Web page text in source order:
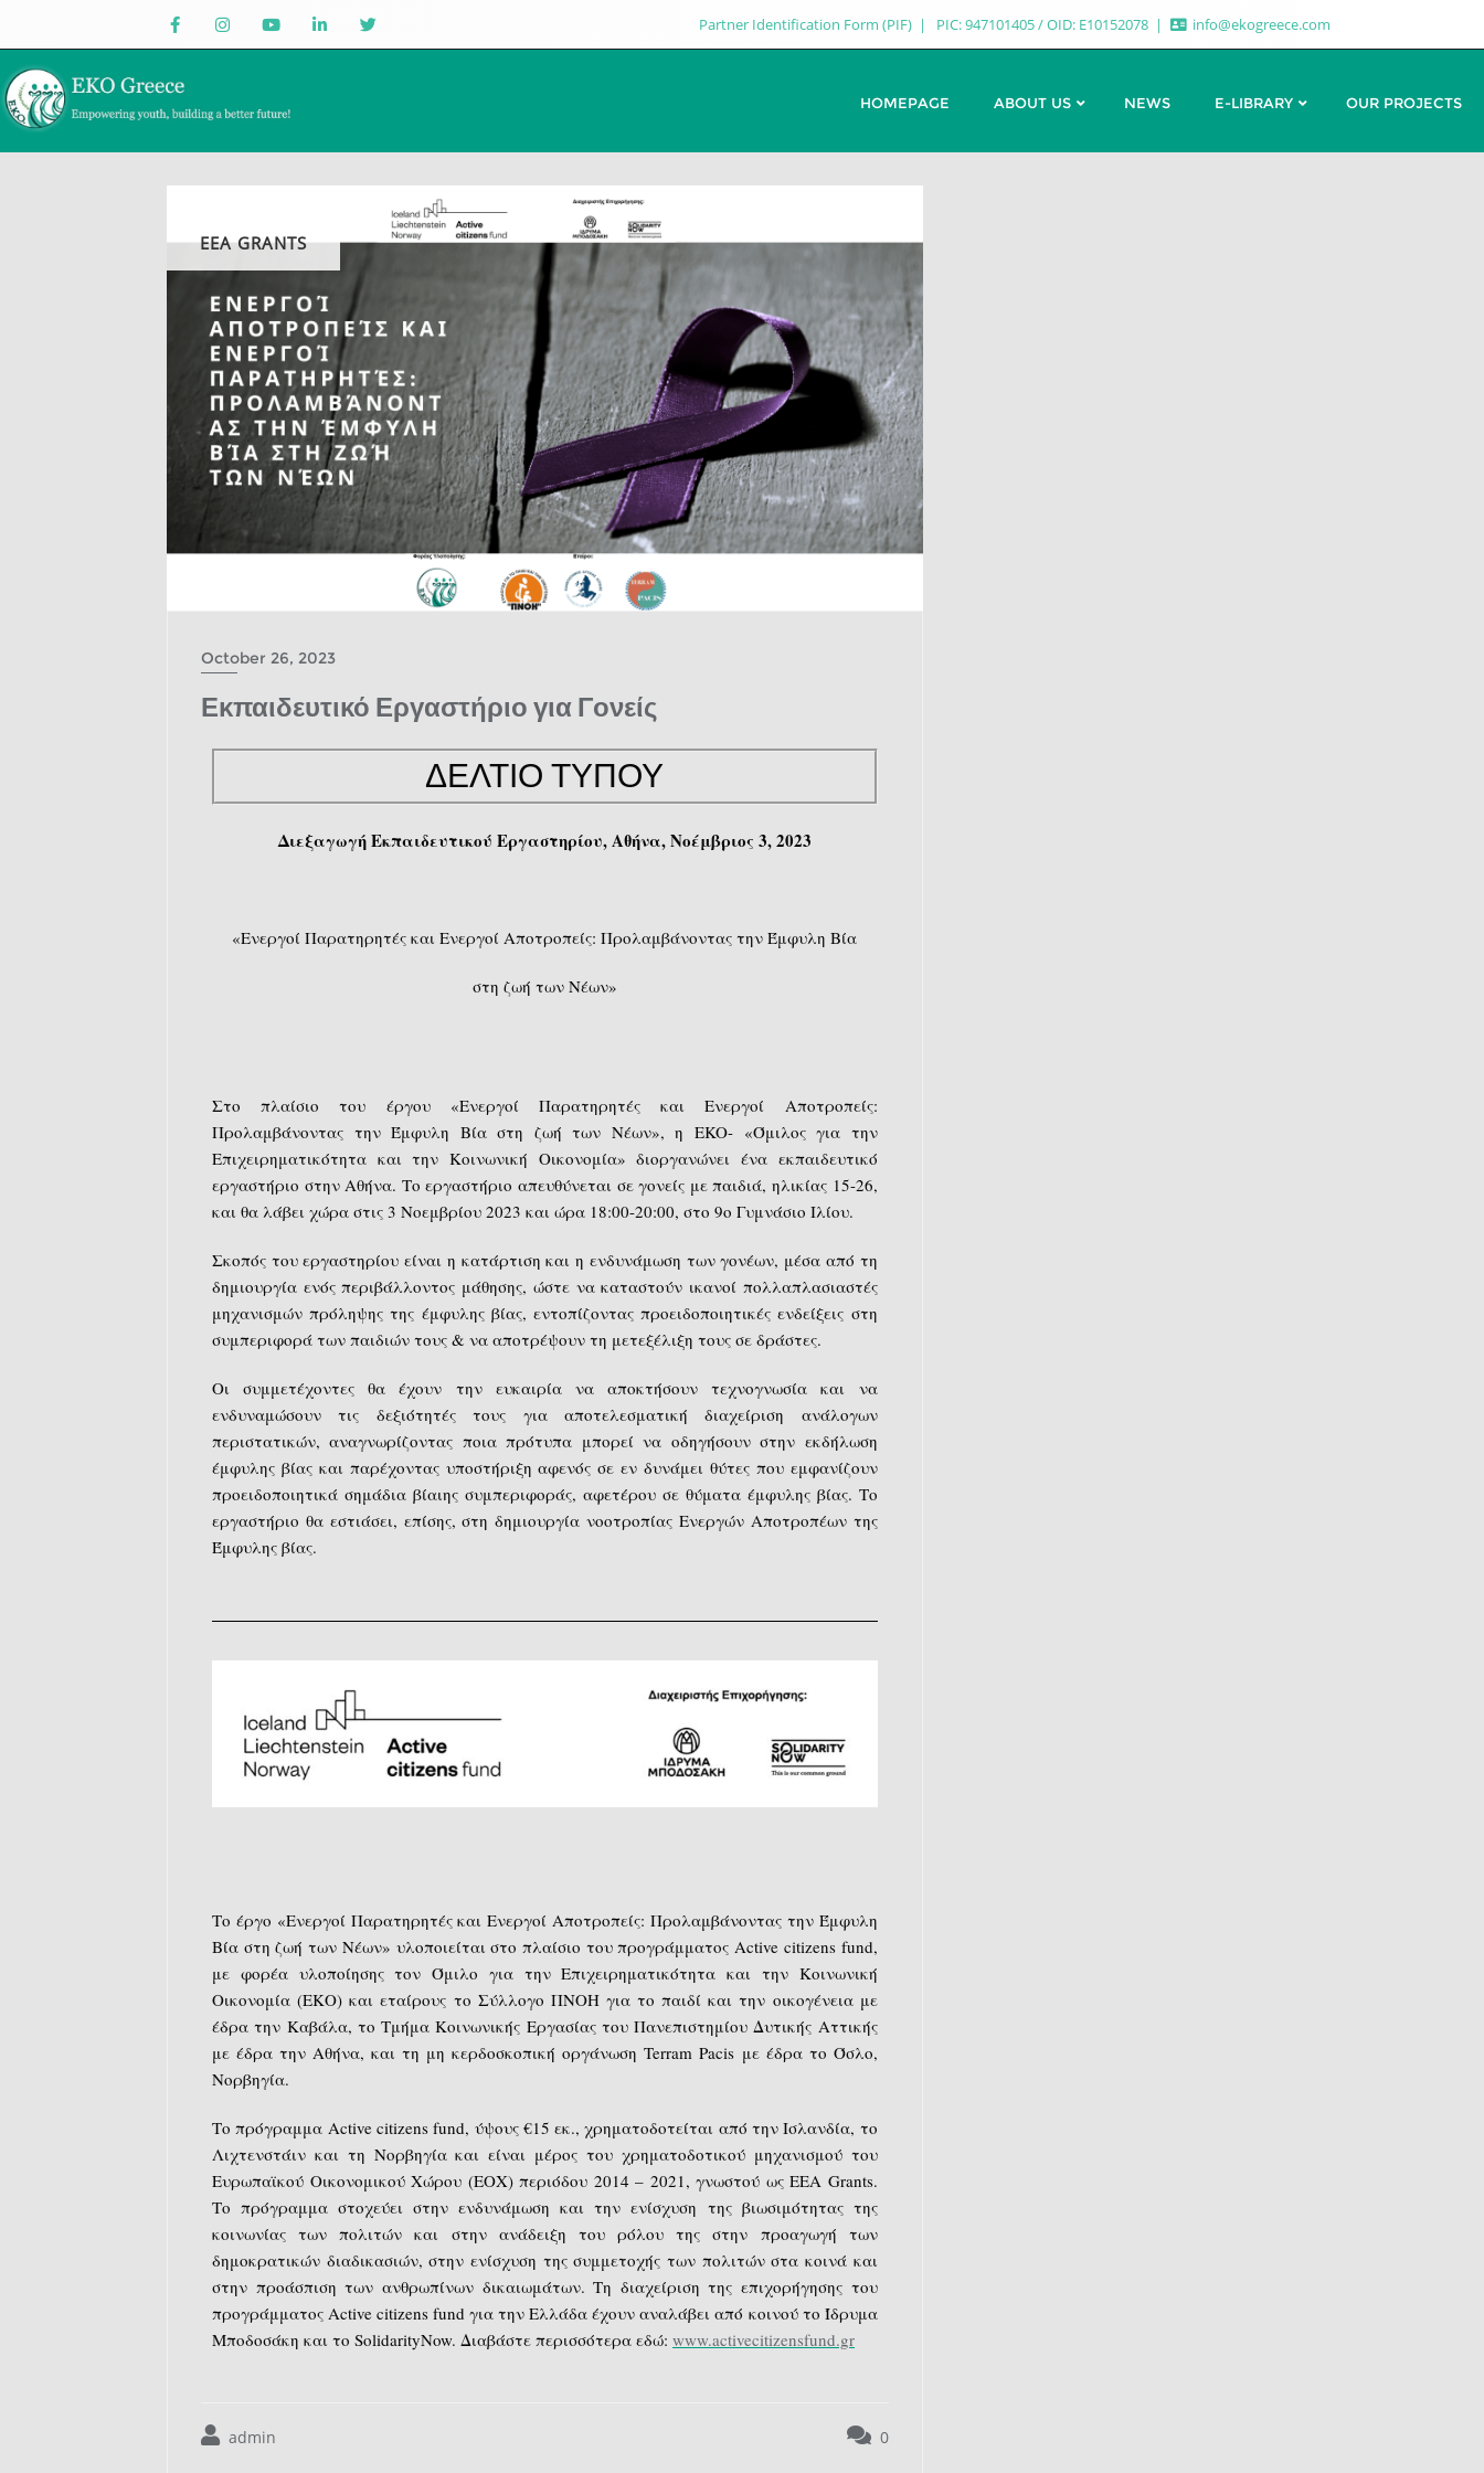
Partner Identification Form (PIF) PIC: 947101405 / OID: E10152078 info@ekogreece.com
HOMEPAGE ABOUT US NEWS E-LIBRARY OUR PROJECTS
EEA GRANTS
October 26, 2023
Εκπαιδευτικό Εργαστήριο για Γονείς
ΔΕΛΤΙΟ ΤΥΠΟΥ
Διεξαγωγή Εκπαιδευτικού Εργαστηρίου, Αθήνα, Νοέμβριος 3, 2023
«Ενεργοί Παρατηρητές και Ενεργοί Αποτροπείς: Προλαμβάνοντας την Έμφυλη Βία
στη ζωή των Νέων»
Στο πλαίσιο του έργου «Ενεργοί Παρατηρητές και Ενεργοί Αποτροπείς:
Προλαμβάνοντας την Έμφυλη Βία στη ζωή των Νέων», η EKO- «Όμιλος για την
Επιχειρηματικότητα και την Κοινωνική Οικονομία» διοργανώνει ένα εκπαιδευτικό
εργαστήριο στην Αθήνα. Το εργαστήριο απευθύνεται σε γονείς με παιδιά, ηλικίας 15-26,
και θα λάβει χώρα στις 3 Νοεμβρίου 2023 και ώρα 18:00-20:00, στο 9ο Γυμνάσιο Ιλίου.
Σκοπός του εργαστηρίου είναι η κατάρτιση και η ενδυνάμωση των γονέων, μέσα από τη
δημιουργία ενός περιβάλλοντος μάθησης, ώστε να καταστούν ικανοί πολλαπλασιαστές
μηχανισμών πρόληψης της έμφυλης βίας, εντοπίζοντας προειδοποιητικές ενδείξεις στη
συμπεριφορά των παιδιών τους & να αποτρέψουν τη μετεξέλιξη τους σε δράστες.
Οι συμμετέχοντες θα έχουν την ευκαιρία να αποκτήσουν τεχνογνωσία και να
ενδυναμώσουν τις δεξιότητές τους για αποτελεσματική διαχείριση ανάλογων
περιστατικών, αναγνωρίζοντας ποια πρότυπα μπορεί να οδηγήσουν στην εκδήλωση
έμφυλης βίας και παρέχοντας υποστήριξη αφενός σε εν δυνάμει θύτες που εμφανίζουν
προειδοποιητικά σημάδια βίαιης συμπεριφοράς, αφετέρου σε θύματα έμφυλης βίας. Το
εργαστήριο θα εστιάσει, επίσης, στη δημιουργία νοοτροπίας Ενεργών Αποτροπέων της
Έμφυλης βίας.
Το έργο «Ενεργοί Παρατηρητές και Ενεργοί Αποτροπείς: Προλαμβάνοντας την Έμφυλη
Βία στη ζωή των Νέων» υλοποιείται στο πλαίσιο του προγράμματος Active citizens fund,
με φορέα υλοποίησης τον Όμιλο για την Επιχειρηματικότητα και την Κοινωνική
Οικονομία (ΕΚΟ) και εταίρους το Σύλλογο ΠΝΟΗ για το παιδί και την οικογένεια με
έδρα την Καβάλα, το Τμήμα Κοινωνικής Εργασίας του Πανεπιστημίου Δυτικής Αττικής
με έδρα την Αθήνα, και τη μη κερδοσκοπική οργάνωση Terram Pacis με έδρα το Όσλο,
Νορβηγία.
Το πρόγραμμα Active citizens fund, ύψους €15 εκ., χρηματοδοτείται από την Ισλανδία, το
Λιχτενστάιν και τη Νορβηγία και είναι μέρος του χρηματοδοτικού μηχανισμού του
Ευρωπαϊκού Οικονομικού Χώρου (ΕΟΧ) περιόδου 2014 – 2021, γνωστού ως EEA Grants.
Το πρόγραμμα στοχεύει στην ενδυνάμωση και την ενίσχυση της βιωσιμότητας της
κοινωνίας των πολιτών και στην ανάδειξη του ρόλου της στην προαγωγή των
δημοκρατικών διαδικασιών, στην ενίσχυση της συμμετοχής των πολιτών στα κοινά και
στην προάσπιση των ανθρωπίνων δικαιωμάτων. Τη διαχείριση της επιχορήγησης του
προγράμματος Active citizens fund για την Ελλάδα έχουν αναλάβει από κοινού το Ίδρυμα
Μποδοσάκη και το SolidarityNow. Διαβάστε περισσότερα εδώ: www.activecitizensfund.gr
admin 0